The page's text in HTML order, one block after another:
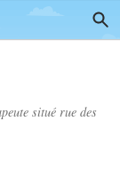
situé rue des